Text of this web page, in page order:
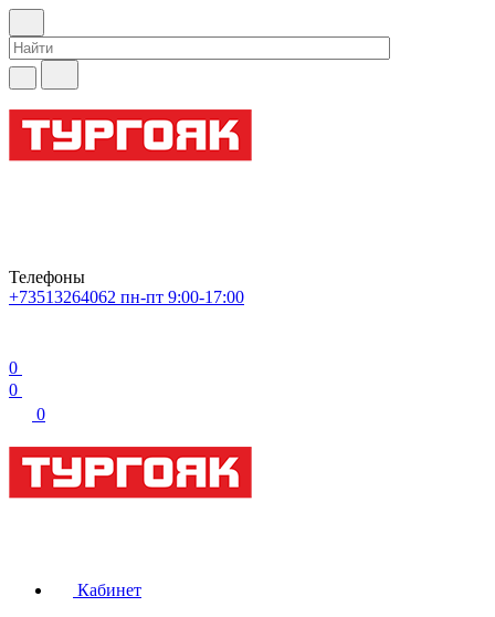
Телефоны
+73513264062 пн-пт 9:00-17:00
0
0
0
Кабинет